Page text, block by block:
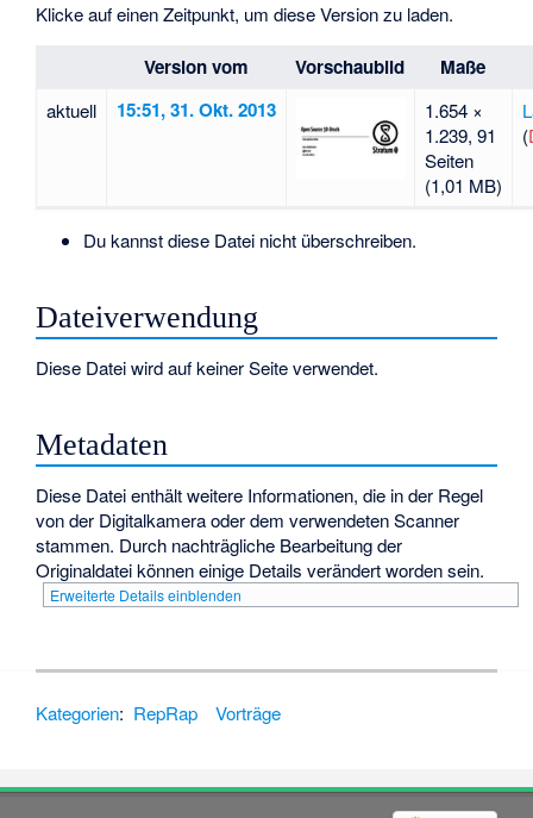
Klicke auf einen Zeitpunkt, um diese Version zu laden.
Version vom Vorschaubild Maße
aktuell 15:51, 31. Okt. 2013
1.654 ×
1.239, 91
Seiten
(1,01 MB)
(
Du kannst diese Datei nicht überschreiben.
Dateiverwendung
Diese Datei wird auf keiner Seite verwendet.
Metadaten
Diese Datei enthält weitere Informationen, die in der Regel
von der Digitalkamera oder dem verwendeten Scanner
stammen. Durch nachträgliche Bearbeitung der
Originaldatei können einige Details verändert worden sein.
Erweiterte Details einblenden
Kategorien: RepRap Vorträge